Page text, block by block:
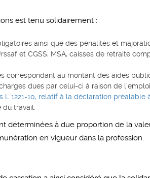
est tenu solidairement :
ainsi que des pénalités et
et CGSS, MSA, caisses de retraite
correspondant au montant des aides
dues par celui-ci à raison de
L 1221-10, relatif à la déclaration préalable
travail.
déterminées à due proportion de la
en vigueur dans la profession.